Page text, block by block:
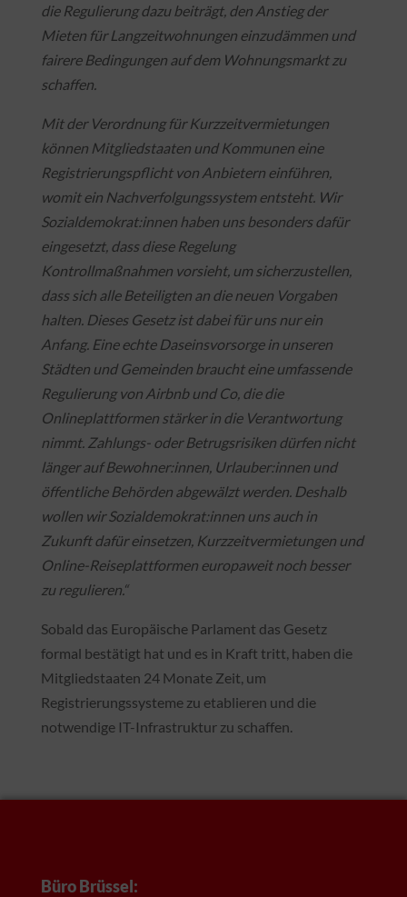
die Regulierung dazu beiträgt, den Anstieg der
Mieten für Langzeitwohnungen einzudämmen und
fairere Bedingungen auf dem Wohnungsmarkt zu
schaffen.
Mit der Verordnung für Kurzzeitvermietungen
können Mitgliedstaaten und Kommunen eine
Registrierungspflicht von Anbietern einführen,
womit ein Nachverfolgungssystem entsteht. Wir
Sozialdemokrat:innen haben uns besonders dafür
eingesetzt, dass diese Regelung
Kontrollmaßnahmen vorsieht, um sicherzustellen,
dass sich alle Beteiligten an die neuen Vorgaben
halten. Dieses Gesetz ist dabei für uns nur ein
Anfang. Eine echte Daseinsvorsorge in unseren
Städten und Gemeinden braucht eine umfassende
Regulierung von Airbnb und Co, die die
Onlineplattformen stärker in die Verantwortung
nimmt. Zahlungs- oder Betrugsrisiken dürfen nicht
länger auf Bewohner:innen, Urlauber:innen und
öffentliche Behörden abgewälzt werden. Deshalb
wollen wir Sozialdemokrat:innen uns auch in
Zukunft dafür einsetzen, Kurzzeitvermietungen und
Online-Reiseplattformen europaweit noch besser
zu regulieren.“
Sobald das Europäische Parlament das Gesetz
formal bestätigt hat und es in Kraft tritt, haben die
Mitgliedstaaten 24 Monate Zeit, um
Registrierungssysteme zu etablieren und die
notwendige IT-Infrastruktur zu schaffen.
Büro Brüssel: